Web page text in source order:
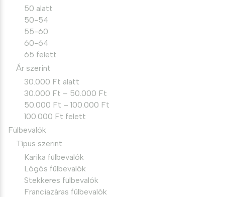
50 alatt
50-54
55-60
60-64
65 felett
Ár szerint
30.000 Ft alatt
30.000 Ft – 50.000 Ft
50.000 Ft – 100.000 Ft
100.000 Ft felett
Fülbevalók
Típus szerint
Karika fülbevalók
Lógós fülbevalók
Stekkeres fülbevalók
Franciazáras fülbevalók